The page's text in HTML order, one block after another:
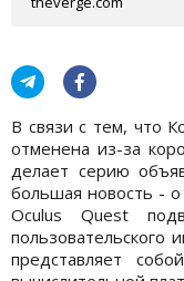
В связи с тем, что
отменена из-за
делает серию
большая новость - о
Oculus Quest
пользовательского
представляет